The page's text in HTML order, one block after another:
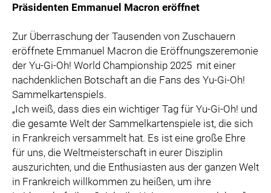
Präsidenten Emmanuel Macron eröffnet
Zur Überraschung der Tausenden von Zuschauern
eröffnete Emmanuel Macron die Eröffnungszeremonie
der Yu-Gi-Oh! World Championship 2025 mit einer
nachdenklichen Botschaft an die Fans des Yu-Gi-Oh!
Sammelkartenspiels.
„Ich weiß, dass dies ein wichtiger Tag für Yu-Gi-Oh! und
die gesamte Welt der Sammelkartenspiele ist, die sich
in Frankreich versammelt hat. Es ist eine große Ehre
für uns, die Weltmeisterschaft in eurer Disziplin
auszurichten, und die Enthusiasten aus der ganzen Welt
in Frankreich willkommen zu heißen, um ihre